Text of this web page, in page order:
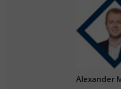
(Landkreis / Kreisfreie Stadt)
Alexander